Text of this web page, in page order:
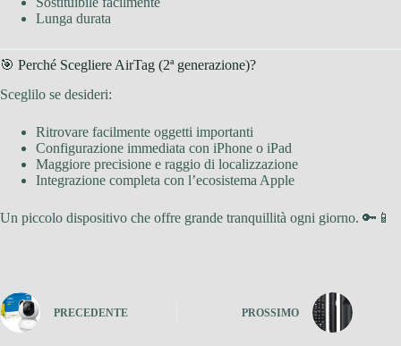
Lunga durata
🎯 Perché Scegliere AirTag (2ª generazione)?
Sceglilo se desideri:
Ritrovare facilmente oggetti importanti
Configurazione immediata con iPhone o iPad
Maggiore precisione e raggio di localizzazione
Integrazione completa con l’ecosistema Apple
Un piccolo dispositivo che offre grande tranquillità ogni giorno. 🔑📱
PRECEDENTE PROSSIMO